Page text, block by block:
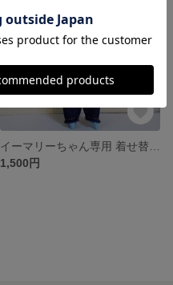
1,500円